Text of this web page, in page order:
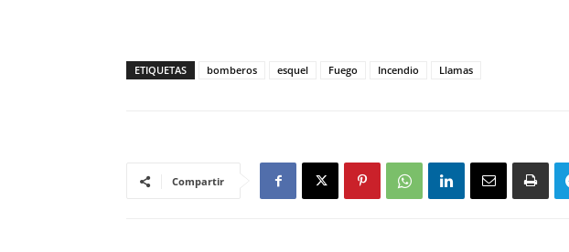
ETIQUETAS bomberos esquel Fuego Incendio Llamas
Compartir